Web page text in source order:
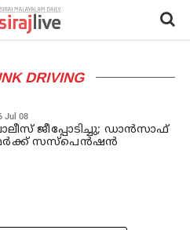
DRIVING
Jul 08
ജീപ്പോടിച്ചു; ഡാന്‍സാഫ്
സസ്‌പെന്‍ഷന്‍